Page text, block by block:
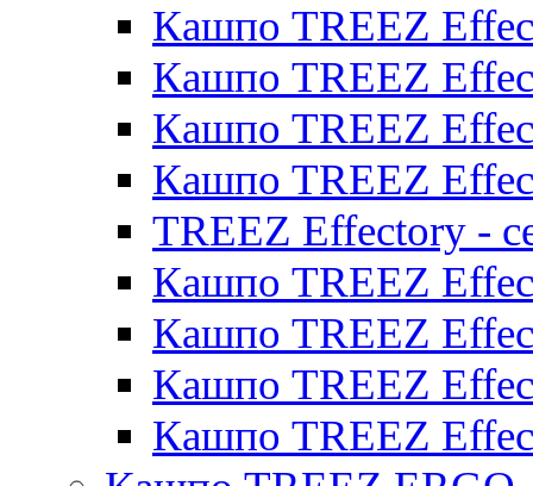
Кашпо TREEZ
Кашпо TREEZ
Кашпо TREEZ
Кашпо TREEZ
TREEZ Effectory -
Кашпо TREEZ
Кашпо TREEZ
Кашпо TREEZ
Кашпо TREEZ